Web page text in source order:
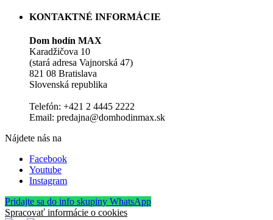
KONTAKTNÉ INFORMÁCIE
Dom hodín MAX
Karadžičova 10
(stará adresa Vajnorská 47)
821 08 Bratislava
Slovenská republika
Telefón: +421 2 4445 2222
Email: predajna@domhodinmax.sk
Nájdete nás na
Facebook
Youtube
Instagram
Pridajte sa do info skupiny WhatsApp
Spracovať informácie o cookies